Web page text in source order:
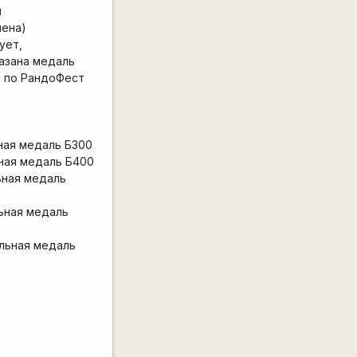
медаль
по РандоФест
медаль Б300
медаль Б400
медаль
медаль
медаль